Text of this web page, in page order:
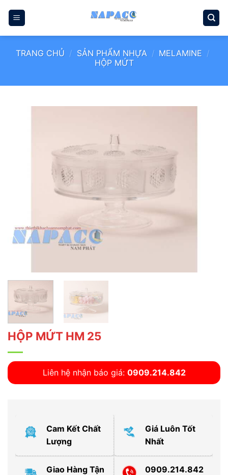
qua
TRANG CHỦ / SẢN PHẨM NHỰA / MELAMINE /
HỘP MỨT
HỘP MỨT HM 25
Liên hệ nhận báo giá: 0909.214.842
Cam Kết Chất
Lượng
Giá Luôn Tốt
Nhất
Giao Hàng Tận
0909.214.842